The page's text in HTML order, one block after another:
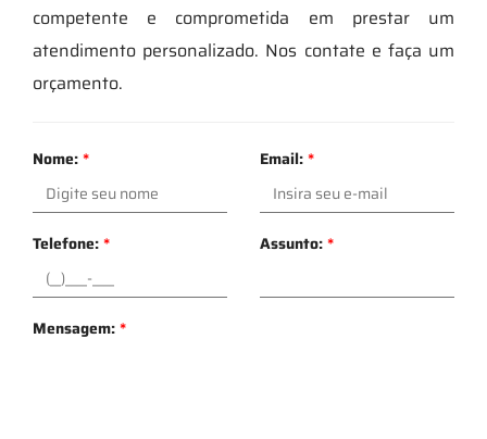
competente e comprometida em prestar um
atendimento personalizado. Nos contate e faça um
orçamento.
Nome:* Email:*
Telefone:* Assunto:*
Mensagem:*